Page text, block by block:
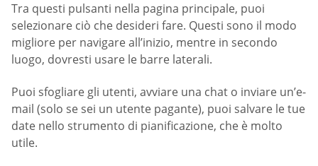
Tra questi pulsanti nella pagina principale, puoi
selezionare ciò che desideri fare. Questi sono il modo
migliore per navigare all’inizio, mentre in secondo
luogo, dovresti usare le barre laterali.
Puoi sfogliare gli utenti, avviare una chat o inviare un’e-
mail (solo se sei un utente pagante), puoi salvare le tue
date nello strumento di pianificazione, che è molto
utile.